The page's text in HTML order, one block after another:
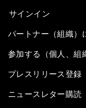
サインイン
パートナー（組織）
参加する（個人、組
プレスリリース登録
ニュースレター購読